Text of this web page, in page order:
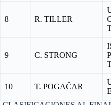
8 R. TILLER
9 C. STRONG
10 T. POGAČAR